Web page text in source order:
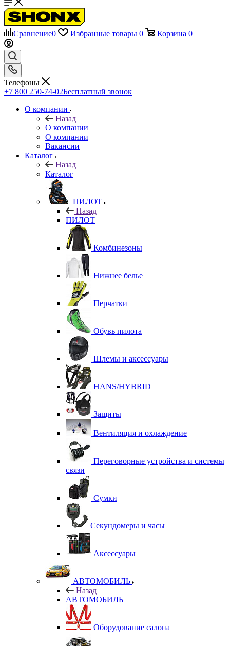
Сравнение0 Избранные товары 0 Корзина 0
Телефоны
+7 800 250-74-02Бесплатный звонок
О компании
Назад
О компании
О компании
Вакансии
Каталог
Назад
Каталог
ПИЛОТ
Назад
ПИЛОТ
Комбинезоны
Нижнее белье
Перчатки
Обувь пилота
Шлемы и аксессуары
HANS/HYBRID
Защиты
Вентиляция и охлаждение
Переговорные устройства и системы
связи
Сумки
Секундомеры и часы
Аксессуары
АВТОМОБИЛЬ
Назад
АВТОМОБИЛЬ
Оборудование салона